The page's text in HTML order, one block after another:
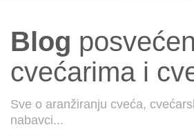
Blog
cvećarima i
Sve o aranžiranju cveća,
nabavci...